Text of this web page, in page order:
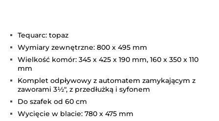
Tequarc: topaz
Wymiary zewnętrzne: 800 x 495 mm
Wielkość komór: 345 x 425 x 190 mm, 160 x 350 x 110
mm
Komplet odpływowy z automatem zamykającym z
zaworami 3½", z przedłużką i syfonem
Do szafek od 60 cm
Wycięcie w blacie: 780 x 475 mm